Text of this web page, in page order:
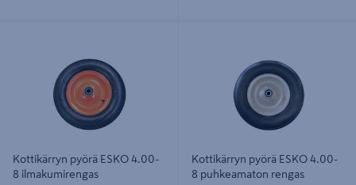
Kottikärryn pyörä ESKO 4.00-
8 ilmakumirengas
Kottikärryn pyörä ESKO 4.00-
8 puhkeamaton rengas